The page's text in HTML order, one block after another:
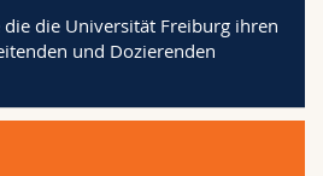
die die Universität Freiburg ihren
und Dozierenden